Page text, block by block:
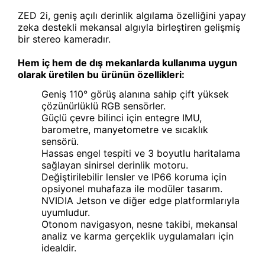
ZED 2i, geniş açılı derinlik algılama özelliğini yapay
zeka destekli mekansal algıyla birleştiren gelişmiş
bir stereo kameradır.
Hem iç hem de dış mekanlarda kullanıma uygun
olarak üretilen bu ürünün özellikleri:
Geniş 110° görüş alanına sahip çift yüksek
çözünürlüklü RGB sensörler.
Güçlü çevre bilinci için entegre IMU,
barometre, manyetometre ve sıcaklık
sensörü.
Hassas engel tespiti ve 3 boyutlu haritalama
sağlayan sinirsel derinlik motoru.
Değiştirilebilir lensler ve IP66 koruma için
opsiyonel muhafaza ile modüler tasarım.
NVIDIA Jetson ve diğer edge platformlarıyla
uyumludur.
Otonom navigasyon, nesne takibi, mekansal
analiz ve karma gerçeklik uygulamaları için
idealdir.